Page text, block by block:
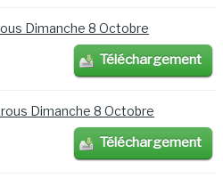
Dimanche 8 Octobre
Téléchargement
Dimanche 8 Octobre
Téléchargement